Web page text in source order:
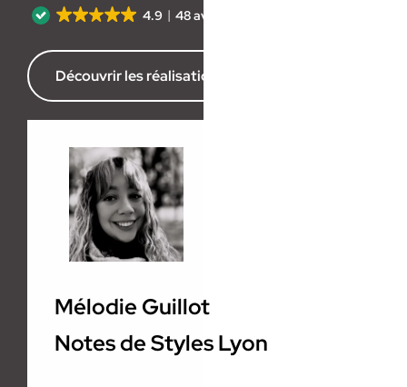
4.9
48 avis
Découvrir les réalisations de l’agence
Mélodie Guillot
Notes de Styles Lyon